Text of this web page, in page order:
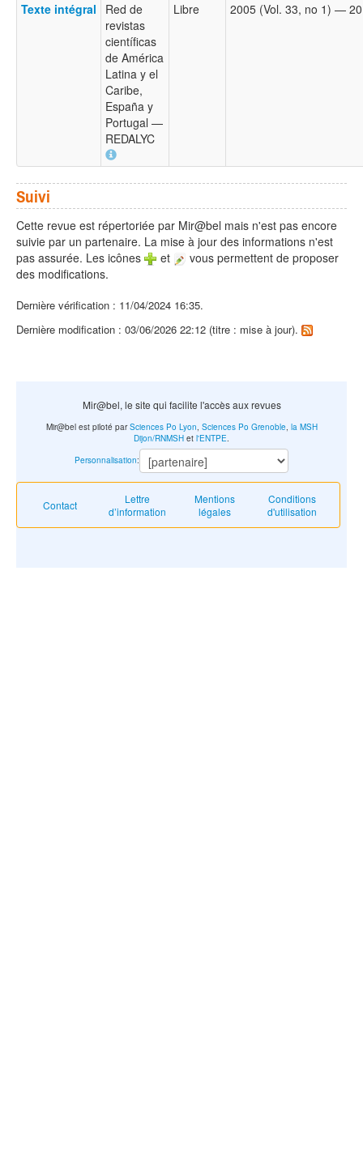
Texte intégral
Red de
revistas
científicas
de América
Latina y el
Caribe,
España y
Portugal —
REDALYC
Libre 2005 (Vol. 33, no 1) —
Suivi
Cette revue est répertoriée par Mir@bel mais n'est pas encore
suivie par un partenaire. La mise à jour des informations n'est
pas assurée. Les icônes
et
vous permettent de proposer
des modifications.
Dernière vérification : 11/04/2024 16:35.
Dernière modification : 03/06/2026 22:12 (titre : mise à jour).
Mir@bel, le site qui facilite l'accès aux revues
Contact
Lettre
d’information
Mentions
légales
Conditions
d'utilisation
Mir@bel est piloté parSciences Po Lyon, Sciences Po Grenoble, la MSH
Dijon/RNMSH et l'ENTPE.
Personnalisation: